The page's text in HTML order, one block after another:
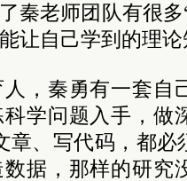
秦老师团队有很
让自己学到的理
，秦勇有一套自
学问题入手，做
章、写代码，都
据，那样的研究